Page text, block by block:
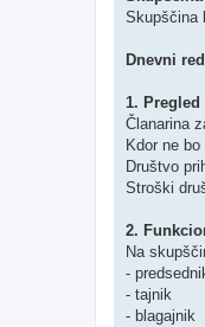
Skupščina
Dnevni
1.
Članarina
Kdor ne
Društvo
Stroški
2.
Na
-
- tajnik
- blagajnik